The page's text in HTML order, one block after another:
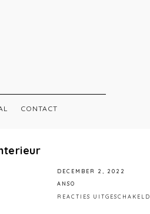
CONTACT
DECEMBER 2, 2022
ANSO
REACTIES UITGESCHAKELD